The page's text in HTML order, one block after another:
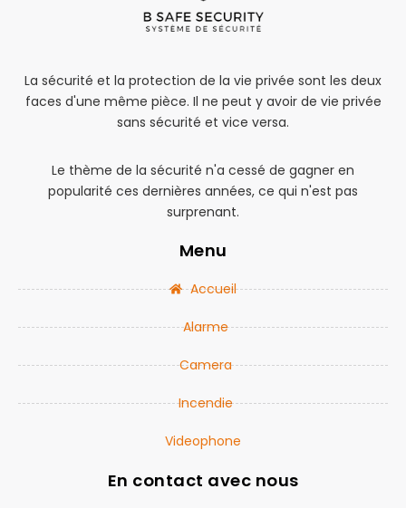
La sécurité et la protection de la vie privée sont les deux
faces d'une même pièce. Il ne peut y avoir de vie privée
sans sécurité et vice versa.
Le thème de la sécurité n'a cessé de gagner en
popularité ces dernières années, ce qui n'est pas
surprenant.
Menu
Accueil
Alarme
Camera
Incendie
Videophone
En contact avec nous